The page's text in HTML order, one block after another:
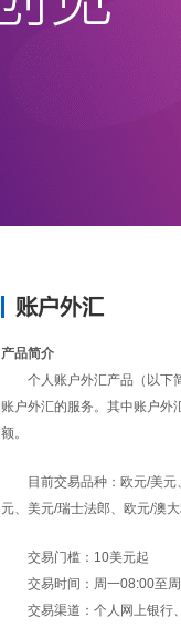
账户外汇
产品简介
个人账户外汇产品（以下简
账户外汇的服务。其中账户外
额。
目前交易品种：欧元/美元
元、美元/瑞士法郎、欧元/澳
交易门槛：10美元起
交易时间：周一08:00至周
交易渠道：个人网上银行、